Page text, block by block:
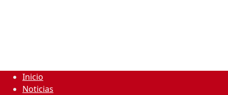
Inicio
Noticias